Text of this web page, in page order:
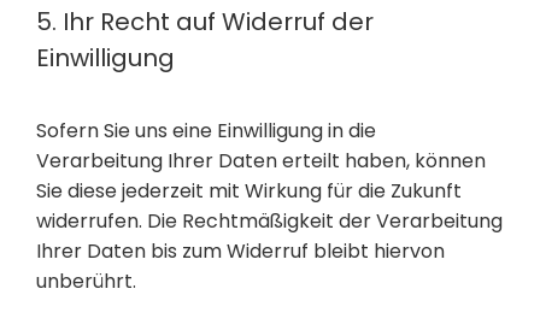
5. Ihr Recht auf Widerruf der
Einwilligung
Sofern Sie uns eine Einwilligung in die
Verarbeitung Ihrer Daten erteilt haben, können
Sie diese jederzeit mit Wirkung für die Zukunft
widerrufen. Die Rechtmäßigkeit der Verarbeitung
Ihrer Daten bis zum Widerruf bleibt hiervon
unberührt.